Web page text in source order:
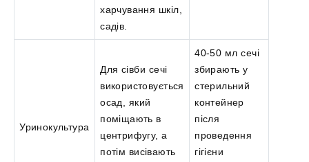
харчування шкіл,
садів.
Уринокультура
Для сівби сечі
використовується
осад, який
поміщають в
центрифугу, а
потім висівають
40-50 мл сечі
збирають у
стерильний
контейнер
після
проведення
гігієни